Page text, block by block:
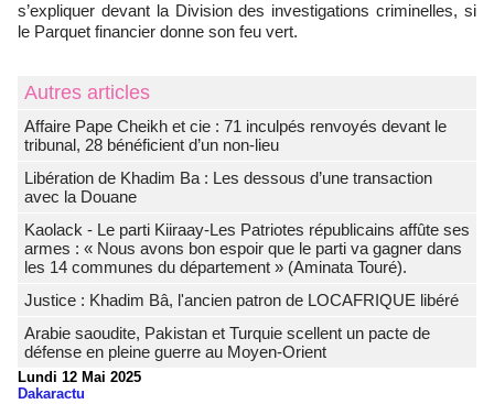
s’expliquer devant la Division des investigations criminelles, si
le Parquet financier donne son feu vert.
Autres articles
Affaire Pape Cheikh et cie : 71 inculpés renvoyés devant le
tribunal, 28 bénéficient d’un non-lieu
Libération de Khadim Ba : Les dessous d’une transaction
avec la Douane
Kaolack - Le parti Kiiraay-Les Patriotes républicains affûte ses
armes : « Nous avons bon espoir que le parti va gagner dans
les 14 communes du département » (Aminata Touré).
Justice : Khadim Bâ, l'ancien patron de LOCAFRIQUE libéré
Arabie saoudite, Pakistan et Turquie scellent un pacte de
défense en pleine guerre au Moyen-Orient
Lundi 12 Mai 2025
Dakaractu